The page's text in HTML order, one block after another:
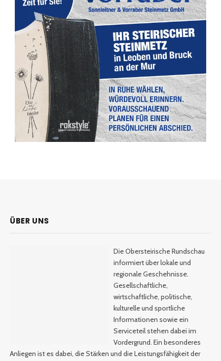
ÜBER UNS
Die Obersteirische Rundschau
informiert über lokale und
regionale Geschehnisse.
Gesellschaftliche,
wirtschaftliche, politische,
kulturelle und sportliche
Informationen sowie ein
Serviceteil stehen dabei im
Vordergrund. Ein besonderes
Anliegen ist es dabei, die Stärken und die Leistungsfähigkeit der